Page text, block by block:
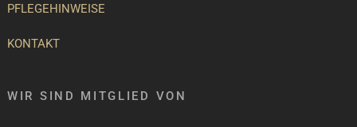
PFLEGEHINWEISE
KONTAKT
WIR SIND MITGLIED VON